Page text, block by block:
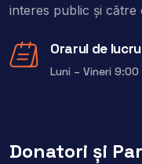
interes public şi către
Orarul de lucru
Luni – Vineri 9:00
Donatori și